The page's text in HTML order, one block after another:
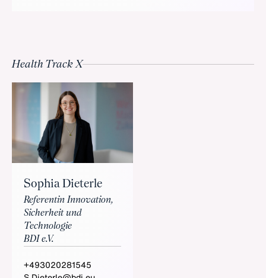
Health Track X
Sophia Dieterle
Referentin Innovation,
Sicherheit und
Technologie
BDI e.V.
+493020281545